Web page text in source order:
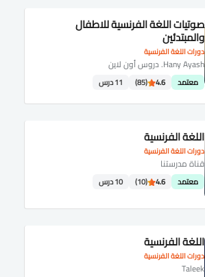
دورات اللغة الفرنسية
صوتيات اللغة الفرنسية للاطفال
والمبتدئين
Hany Ayash. دروس أون لاين
معتمد 4.6
(85) 11 درس
دورات اللغة الفرنسية
اللغة الفرنسية
قناة مدرستنا
معتمد 4.6
(10) 10 درس
دورات اللغة الفرنسية
اللغة الفرنسية
Taleek